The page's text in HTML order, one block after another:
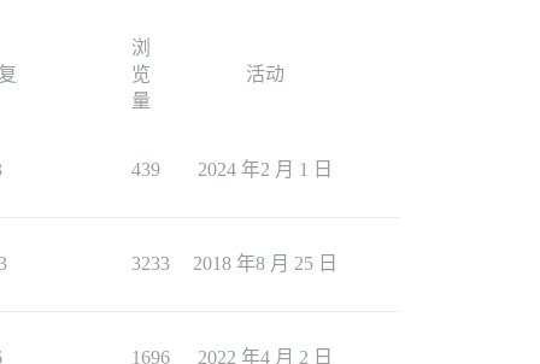
浏
览
量
活动
439 2024 年2 月 1 日
3233 2018 年8 月 25 日
1696 2022 年4 月 2 日